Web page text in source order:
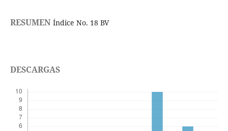
RESUMENÍndice No. 18 BV
DESCARGAS